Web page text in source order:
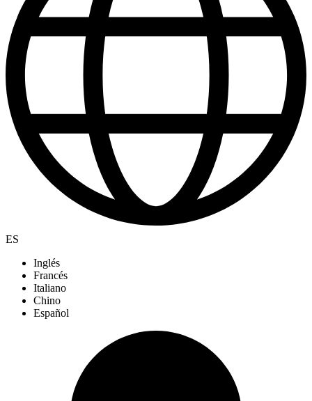
ES
Inglés
Francés
Italiano
Chino
Español